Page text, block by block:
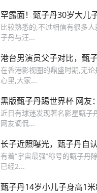
罕露面！甄子丹30岁大儿
比较熟悉的,不过相信有很多
子丹与汪...
港台男演员父子对比，甄
在香港影视圈的鼎盛时期,无
心里,大家...
黑版甄子丹踢世界杯 网友
近日有球迷发现著名影星甄子
网友调侃...
长子近照曝光，甄子丹自
有着“宇宙最强”称号的甄子
已经2...
甄子丹14岁小儿子身高1